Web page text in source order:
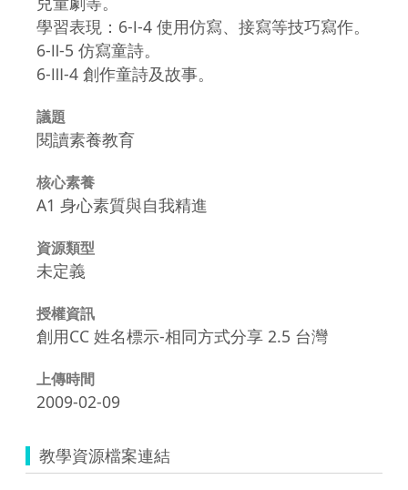
學習表現：6-Ⅰ-4 使用仿寫、接寫等技巧寫作。
6-Ⅱ-5 仿寫童詩。
6-Ⅲ-4 創作童詩及故事。
議題
閱讀素養教育
核心素養
A1 身心素質與自我精進
資源類型
未定義
授權資訊
創用CC 姓名標示-相同方式分享 2.5 台灣
上傳時間
2009-02-09
教學資源檔案連結